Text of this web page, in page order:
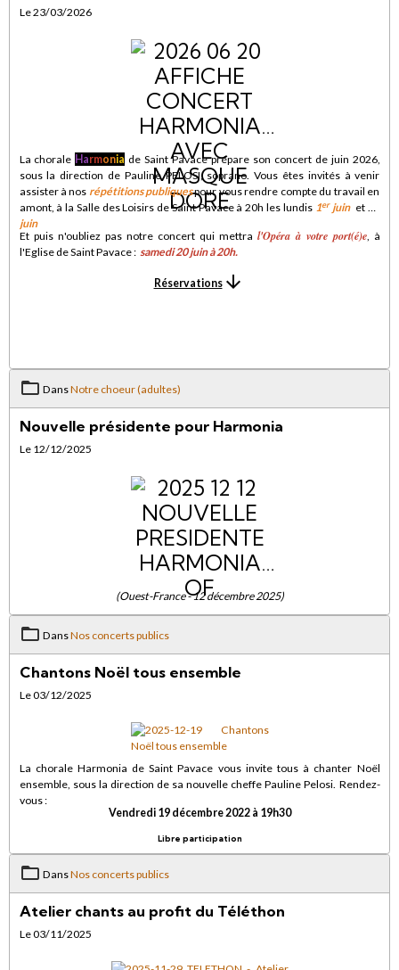
Le 23/03/2026
La chorale Harmonia de Saint Pavace prépare son concert de juin 2026,
sous la direction de Pauline PELOSI, soprano. Vous êtes invités à venir
assister à nos répétitions publiquespour vous rendre compte du travail en
amont, à la Salle des Loisirs de Saint Pavace à 20h les lundis 1erjuin et 15
juin
Et puis n'oubliez pas notre concert qui mettra l'Opéra à votre port(é)e, à
l'Eglise de Saint Pavace : samedi 20 juin à 20h.
Réservations
DansNotre choeur (adultes)
Nouvelle présidente pour Harmonia
Le 12/12/2025
(Ouest-France - 12 décembre 2025)
DansNos concerts publics
Chantons Noël tous ensemble
Le 03/12/2025
La chorale Harmonia de Saint Pavace vous invite tous à chanter Noël
ensemble, sous la direction de sa nouvelle cheffe Pauline Pelosi. Rendez-
vous :
Vendredi 19 décembre 2022 à 19h30
Libre participation
DansNos concerts publics
Atelier chants au profit du Téléthon
Le 03/11/2025